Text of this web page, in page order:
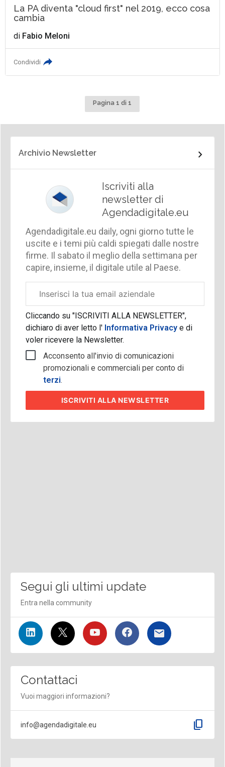
La PA diventa "cloud first" nel 2019, ecco cosa
cambia
di Fabio Meloni
Condividi
Pagina 1 di 1
Archivio Newsletter
Iscriviti alla
newsletter di
Agendadigitale.eu
Agendadigitale.eu daily, ogni giorno tutte le
uscite e i temi più caldi spiegati dalle nostre
firme. Il sabato il meglio della settimana per
capire, insieme, il digitale utile al Paese.
aziendale
Cliccando su "ISCRIVITI ALLA NEWSLETTER",
dichiaro di aver letto l'Informativa Privacy e di
voler ricevere la Newsletter.
Acconsento all'invio di comunicazioni
promozionali e commerciali per conto di
terzi.
ISCRIVITI ALLA NEWSLETTER
Segui gli ultimi update
Entra nella community
Contattaci
Vuoi maggiori informazioni?
info@agendadigitale.eu content_copy